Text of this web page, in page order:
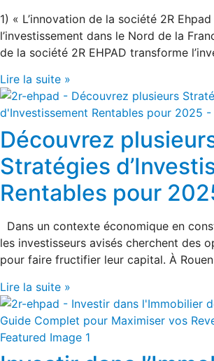
1) « L’innovation de la société 2R
l’investissement dans le Nord de la
de la société 2R EHPAD transforme
Lire la suite »
Découvrez
Stratégies
Rentables pour
Dans un contexte économique en
les investisseurs avisés cherchent des
pour faire fructifier leur capital. À
Lire la suite »